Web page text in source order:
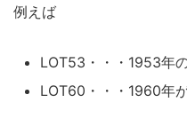
例えば
LOT53・・・1953年
LOT60・・・1960年